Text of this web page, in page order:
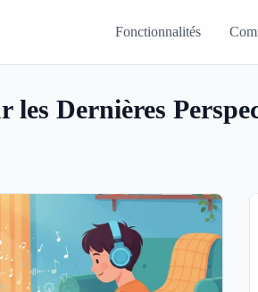
Fonctionnalités
Dernières